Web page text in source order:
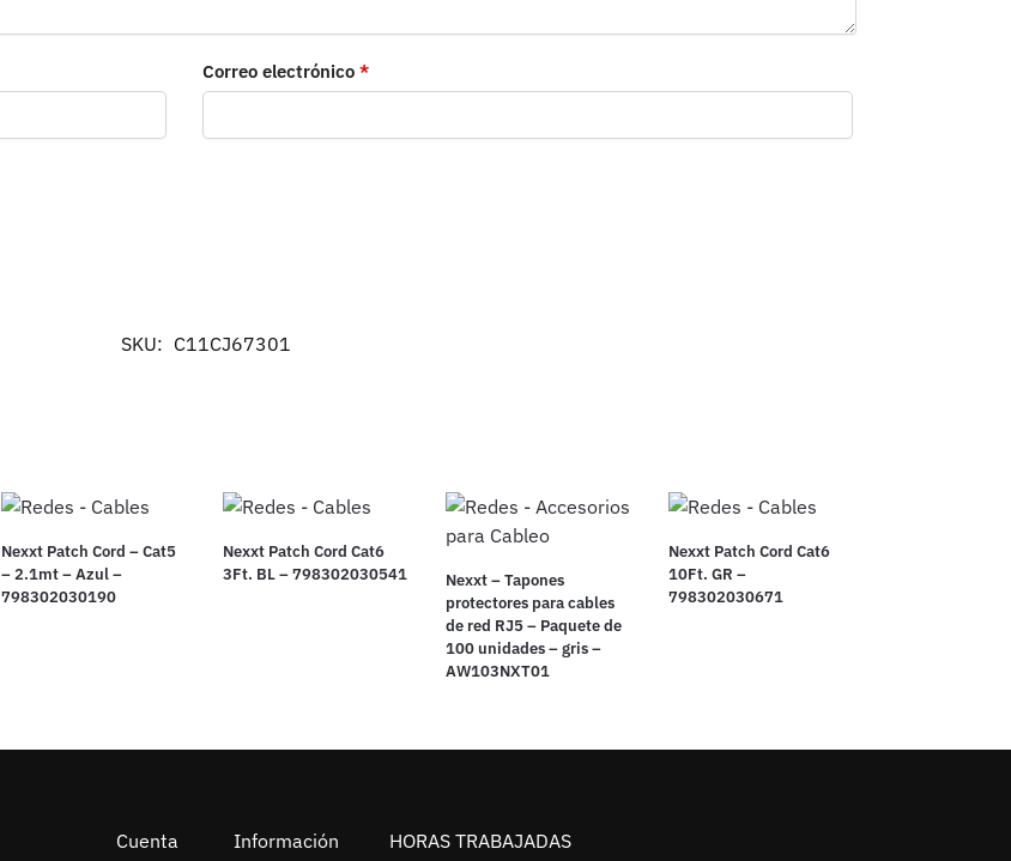
Correo electrónico *
SKU: C11CJ67301
Nexxt Patch Cord – Cat5
– 2.1mt – Azul –
798302030190
Nexxt Patch Cord Cat6
3Ft. BL – 798302030541
Nexxt – Tapones
protectores para cables
de red RJ5 – Paquete de
100 unidades – gris –
AW103NXT01
Nexxt Patch Cord Cat6
10Ft. GR –
798302030671
Cuenta Información HORAS TRABAJADAS